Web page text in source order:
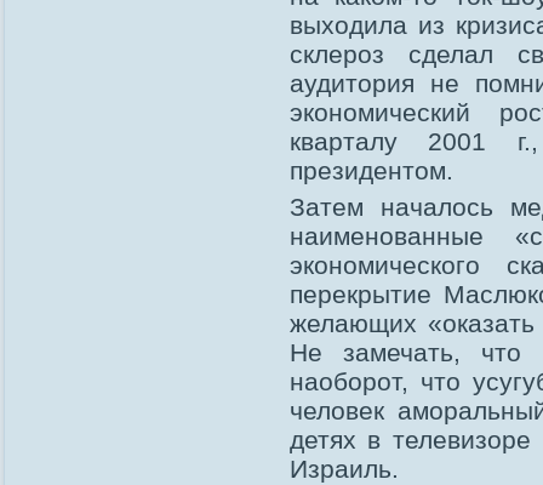
выходила из
склероз сделал
аудитория не
экономический
кварталу 2001
президентом.
Затем началось
наименованные
экономического
перекрытие
желающих
Не замечать, что
наоборот, что
человек
детях в
Израиль.